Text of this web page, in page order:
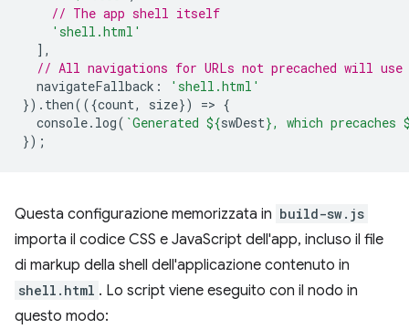
// The app shell itself
'shell.html'
],
// All navigations for URLs not precached will use
navigateFallback :
'shell.html'
}). then(({count, size}) => {
console. log( `Generated ${swDest}, which precaches
});
Questa configurazione memorizzata in build-sw.js
importa il codice CSS e JavaScript dell'app, incluso il file
di markup della shell dell'applicazione contenuto in
shell.html . Lo script viene eseguito con il nodo in
questo modo: